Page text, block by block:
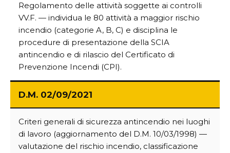
Regolamento delle attività soggette ai controlli
VV.F. — individua le 80 attività a maggior rischio
incendio (categorie A, B, C) e disciplina le
procedure di presentazione della SCIA
antincendio e di rilascio del Certificato di
Prevenzione Incendi (CPI).
D.M. 02/09/2021
Criteri generali di sicurezza antincendio nei luoghi
di lavoro (aggiornamento del D.M. 10/03/1998) —
valutazione del rischio incendio, classificazione